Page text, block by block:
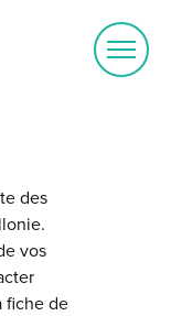
des
vos
fiche de
Ouvrir
le